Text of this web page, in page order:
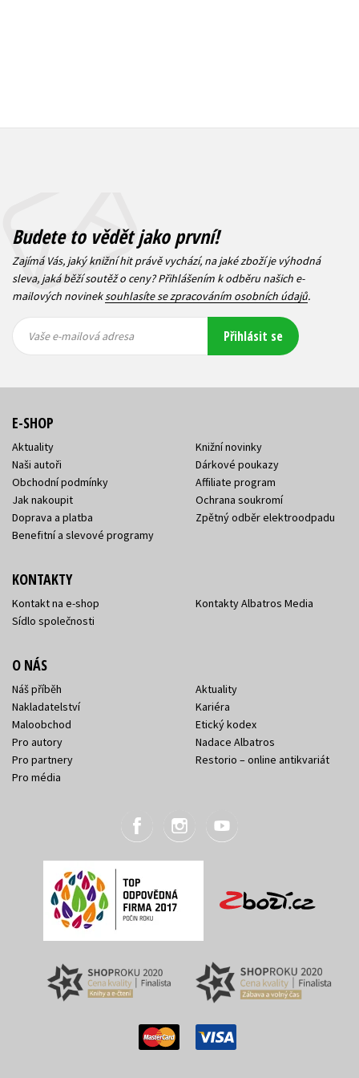
Budete to vědět jako první!
Zajímá Vás, jaký knižní hit právě vychází, na jaké zboží je výhodná
sleva, jaká běží soutěž o ceny? Přihlášením k odběru našich e-
mailových novineksouhlasíte se zpracováním osobních údajů.
mailová
mailová
Vaše e-mailová adresa Přihlásit se
E-SHOP
Aktuality
Naši autoři
Obchodní podmínky
Jak nakoupit
Doprava a platba
Benefitní a slevové programy
Knižní novinky
Dárkové poukazy
Affiliate program
Ochrana soukromí
Zpětný odběr elektroodpadu
KONTAKTY
Kontakt na e-shop
Sídlo společnosti
Kontakty Albatros Media
O NÁS
Náš příběh
Nakladatelství
Maloobchod
Pro autory
Pro partnery
Pro média
Aktuality
Kariéra
Etický kodex
Nadace Albatros
Restorio – online antikvariát